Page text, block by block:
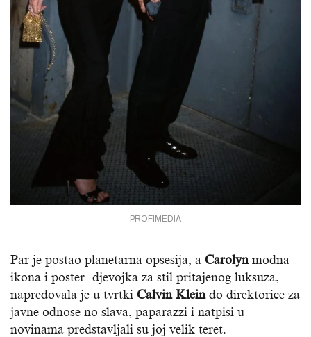
PROFIMEDIA
Par je postao planetarna opsesija, a Carolynmodna
ikona i poster -djevojka za stil pritajenog luksuza,
napredovala je u tvrtki Calvin Kleindo direktorice za
javne odnose no slava, paparazzi i natpisi u
novinama predstavljali su joj velik teret.